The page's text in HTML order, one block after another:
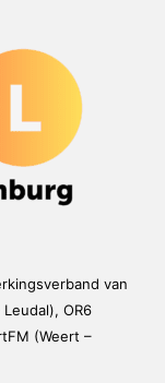
van
OR6
(Weert –